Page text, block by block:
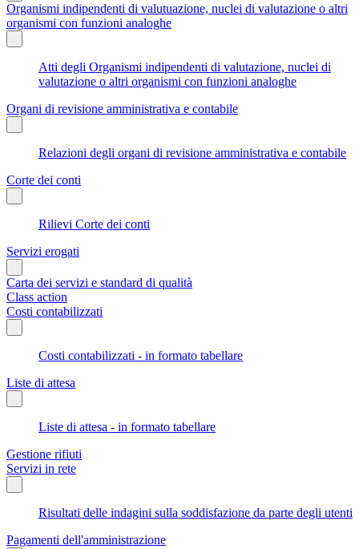
Organismi indipendenti di valutuazione, nuclei di valutazione o altri
organismi con funzioni analoghe
Atti degli Organismi indipendenti di valutazione, nuclei di
valutazione o altri organismi con funzioni analoghe
Organi di revisione amministrativa e contabile
Relazioni degli organi di revisione amministrativa e contabile
Corte dei conti
Rilievi Corte dei conti
Servizi erogati
Carta dei servizi e standard di qualità
Class action
Costi contabilizzati
Costi contabilizzati - in formato tabellare
Liste di attesa
Liste di attesa - in formato tabellare
Gestione rifiuti
Servizi in rete
Risultati delle indagini sulla soddisfazione da parte degli utenti
Pagamenti dell'amministrazione